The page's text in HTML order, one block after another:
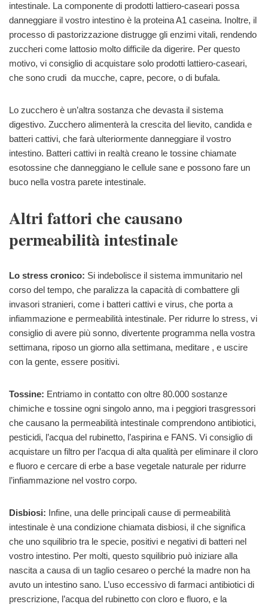
intestinale. La componente di prodotti lattiero-caseari possa
danneggiare il vostro intestino è la proteina A1 caseina. Inoltre, il
processo di pastorizzazione distrugge gli enzimi vitali, rendendo
zuccheri come lattosio molto difficile da digerire. Per questo
motivo, vi consiglio di acquistare solo prodotti lattiero-caseari,
che sono crudi da mucche, capre, pecore, o di bufala.
Lo zucchero è un’altra sostanza che devasta il sistema
digestivo. Zucchero alimenterà la crescita del lievito, candida e
batteri cattivi, che farà ulteriormente danneggiare il vostro
intestino. Batteri cattivi in realtà creano le tossine chiamate
esotossine che danneggiano le cellule sane e possono fare un
buco nella vostra parete intestinale.
Altri fattori che causano
permeabilità intestinale
Lo stress cronico: Si indebolisce il sistema immunitario nel
corso del tempo, che paralizza la capacità di combattere gli
invasori stranieri, come i batteri cattivi e virus, che porta a
infiammazione e permeabilità intestinale. Per ridurre lo stress, vi
consiglio di avere più sonno, divertente programma nella vostra
settimana, riposo un giorno alla settimana, meditare , e uscire
con la gente, essere positivi.
Tossine: Entriamo in contatto con oltre 80.000 sostanze
chimiche e tossine ogni singolo anno, ma i peggiori trasgressori
che causano la permeabilità intestinale comprendono antibiotici,
pesticidi, l’acqua del rubinetto, l’aspirina e FANS. Vi consiglio di
acquistare un filtro per l’acqua di alta qualità per eliminare il cloro
e fluoro e cercare di erbe a base vegetale naturale per ridurre
l’infiammazione nel vostro corpo.
Disbiosi: Infine, una delle principali cause di permeabilità
intestinale è una condizione chiamata disbiosi, il che significa
che uno squilibrio tra le specie, positivi e negativi di batteri nel
vostro intestino. Per molti, questo squilibrio può iniziare alla
nascita a causa di un taglio cesareo o perché la madre non ha
avuto un intestino sano. L’uso eccessivo di farmaci antibiotici di
prescrizione, l’acqua del rubinetto con cloro e fluoro, e la